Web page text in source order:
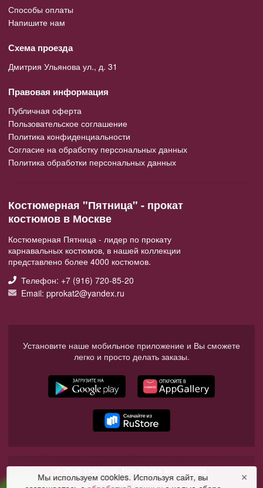
Способы оплаты
Напишите нам
Схема проезда
Дмитрия Ульянова ул., д. 31
Правовая информация
Публичная оферта
Пользовательское соглашение
Политика конфиденциальности
Согласие на обработку персональных данных
Политика обработки персональных данных
Костюмерная "Пятница" - прокат
костюмов в Москве
Костюмерная Пятница - лидер по прокату
карнавальных костюмов, в нашей коллекции
представлено более 4000 костюмов.
Телефон: +7 (916) 720-85-20
Email: pprokat2@yandex.ru
Установите наше мобильное приложение и Вы сможете
легко и просто делать заказы.
© 2026 Пятница. Все права защищены.
Работает на Moba.
Мы используем cookies. Используя сайт, вы
✕